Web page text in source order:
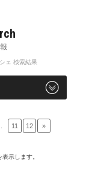
Special Shops
Maintenance
ェ 検索結果
11 12 »
示します。